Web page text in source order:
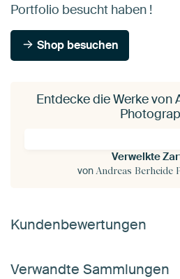
Portfolio besucht haben !
Shop besuchen
Entdecke die Werke von
Verwelkte
von Andreas Berheide
Kundenbewertungen
Verwandte Sammlungen